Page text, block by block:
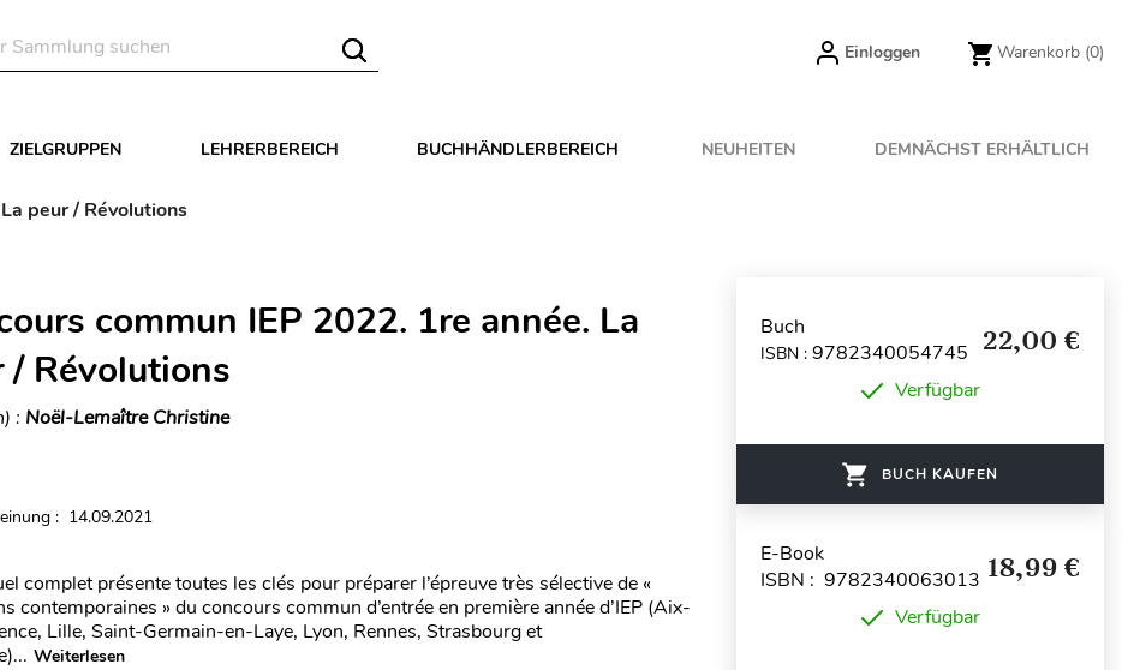
Einloggen Warenkorb (0)
ZIELGRUPPEN LEHRERBEREICH BUCHHÄNDLERBEREICH NEUHEITEN DEMNÄCHST ERHÄLTLICH
peur / Révolutions
commun IEP 2022. 1re année. La
/ Révolutions
: Noël-Lemaître Christine
: 14.09.2021
complet présente toutes les clés pour préparer l’épreuve très sélective de «
contemporaines » du concours commun d’entrée en première année d’IEP (Aix-
Lille, Saint-Germain-en-Laye, Lyon, Rennes, Strasbourg et
Weiterlesen
Buch
ISBN : 9782340054745 22,00 €
Verfügbar
BUCH KAUFEN
E-Book
ISBN : 9782340063013 18,99 €
Verfügbar